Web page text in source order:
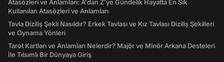
Atasözleri ve Anlamları: A'dan Z'ye Gündelik Hayatta En Sık
Kullanılan Atasözleri ve Anlamları
Tavla Diziliş Şekli Nasıldır? Erkek Tavlası ve Kız Tavlası Diziliş Şekilleri
ve Oynama Yönleri
Tarot Kartları ve Anlamları Nelerdir? Majör ve Minör Arkana Desteleri
İle Tılsımlı Bir Dünyaya Giriş